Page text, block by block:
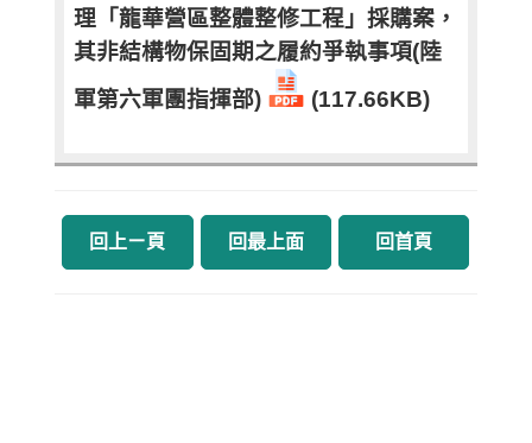
理「龍華營區整體整修工程」採購案，
其非結構物保固期之履約爭執事項(陸
軍第六軍團指揮部)
(117.66KB)
回上ㄧ頁 回最上面 回首頁